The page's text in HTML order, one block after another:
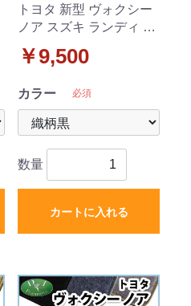
トヨタ 新型 ヴォクシー
ノア スズキ ランディ 90
イズ) 織柄シリーズ トラ
￥9,500
カラー 必須
数量
カートに入れる